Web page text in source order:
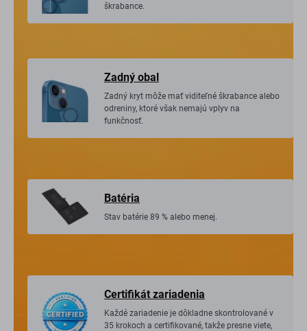
škrabance.
Zadný obal
Zadný kryt môže mať viditeľné škrabance alebo
odreniny, ktoré však nemajú vplyv na
funkčnosť.
Batéria
Stav batérie 89 % alebo menej.
Certifikát zariadenia
Každé zariadenie je dôkladne skontrolované v
35 krokoch a certifikované, takže presne viete,